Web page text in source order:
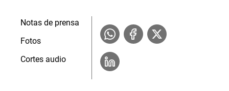
Notas de prensa
Fotos
Cortes audio